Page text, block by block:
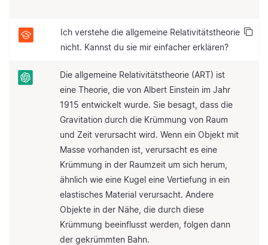
Ich verstehe die allgemeine Relativitätstheorie
nicht. Kannst du sie mir einfacher erklären?
Die allgemeine Relativitätstheorie (ART) ist
eine Theorie, die von Albert Einstein im Jahr
1915 entwickelt wurde. Sie besagt, dass die
Gravitation durch die Krümmung von Raum
und Zeit verursacht wird. Wenn ein Objekt mit
Masse vorhanden ist, verursacht es eine
Krümmung in der Raumzeit um sich herum,
ähnlich wie eine Kugel eine Vertiefung in ein
elastisches Material verursacht. Andere
Objekte in der Nähe, die durch diese
Krümmung beeinflusst werden, folgen dann
der gekrümmten Bahn.